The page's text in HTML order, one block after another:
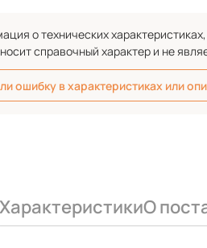
о технических
справочный характер и не
ошибку в характеристиках или
ХарактеристикиО